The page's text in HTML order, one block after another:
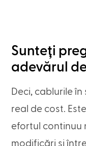
Sunteți
adevărul
Deci, cablurile
real de cost.
efortul continuu
modificări și